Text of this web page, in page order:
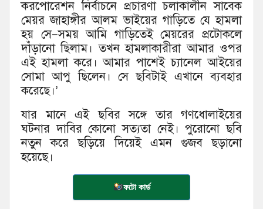
করপোরেশন নির্বাচনে প্রচারণা চলাকালীন সাবেক
মেয়র জাহাঙ্গীর আলম ভাইয়ের গাড়িতে যে হামলা
হয় সে–সময় আমি গাড়িতেই মেয়রের প্রটোকলে
দাঁড়ানো ছিলাম। তখন হামলাকারীরা আমার ওপর
এই হামলা করে। আমার পাশেই চ্যানেল আইয়ের
সোমা আপু ছিলেন। সে ছবিটাই এখানে ব্যবহার
করেছে।’
যার মানে এই ছবির সঙ্গে তার গণধোলাইয়ের
ঘটনার দাবির কোনো সত্যতা নেই। পুরোনো ছবি
নতুন করে ছড়িয়ে দিয়েই এমন গুজব ছড়ানো
হয়েছে।
ফটো কার্ড